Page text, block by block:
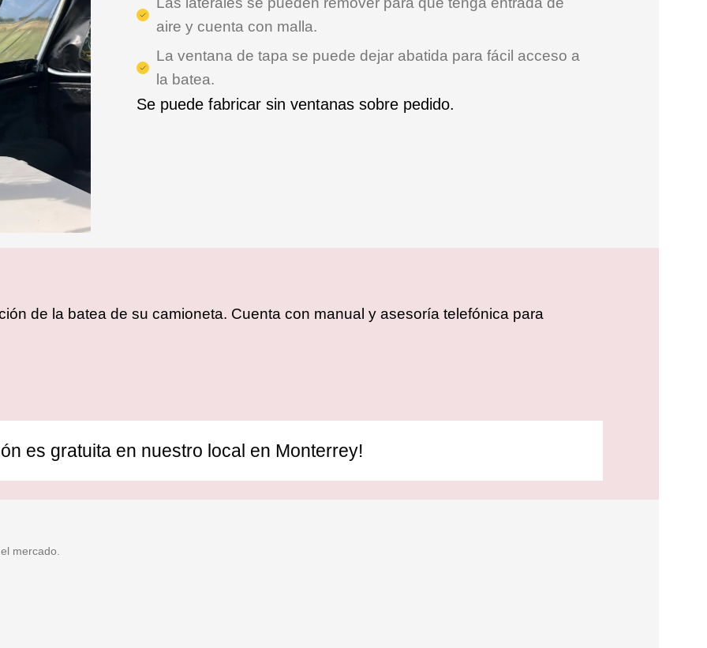
aire y cuenta con malla.
La ventana de tapa se puede dejar abatida para fácil acceso a
la batea.
Se puede fabricar sin ventanas sobre pedido.
de la batea de su camioneta. Cuenta con manual y asesoría telefónica para
es gratuita en nuestro local en Monterrey!
mercado.